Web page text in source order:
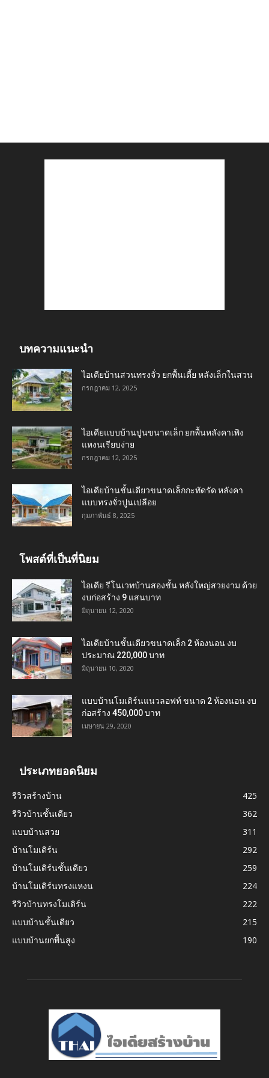
บทความแนะนำ
ไอเดียบ้านสวนทรงจั่ว ยกพื้นเตี้ย หลังเล็กในสวน
กรกฎาคม 12, 2025
ไอเดียแบบบ้านปูนขนาดเล็ก ยกพื้นหลังคาเพิง
แหงนเรียบง่าย
กรกฎาคม 12, 2025
ไอเดียบ้านชั้นเดียวขนาดเล็กกะทัดรัด หลังคา
แบบทรงจั่วปูนเปลือย
กุมภาพันธ์ 8, 2025
โพสต์ที่เป็นที่นิยม
ไอเดีย รีโนเวทบ้านสองชั้น หลังใหญ่สวยงาม ด้วย
งบก่อสร้าง 9 แสนบาท
มิถุนายน 12, 2020
ไอเดียบ้านชั้นเดียวขนาดเล็ก 2 ห้องนอน งบ
ประมาณ 220,000 บาท
มิถุนายน 10, 2020
แบบบ้านโมเดิร์นแนวลอฟท์ ขนาด 2 ห้องนอน งบ
ก่อสร้าง 450,000 บาท
เมษายน 29, 2020
ประเภทยอดนิยม
รีวิวสร้างบ้าน
425
รีวิวบ้านชั้นเดียว
362
แบบบ้านสวย
311
บ้านโมเดิร์น
292
บ้านโมเดิร์นชั้นเดียว
259
บ้านโมเดิร์นทรงแหงน
224
รีวิวบ้านทรงโมเดิร์น
222
แบบบ้านชั้นเดียว
215
แบบบ้านยกพื้นสูง
190